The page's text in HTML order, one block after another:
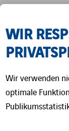
WIR
Wir verwenden
optimale